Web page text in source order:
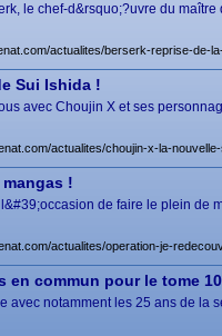
le chef-d&rsquo;?uvre du
actualites/berserk-reprise-de-
Sui Ishida !
avec Choujin X et ses
actualites/choujin-x-la-
!
de faire le plein
actualites/operation-je-
en commun pour le tome
avec notamment les 25 ans de la